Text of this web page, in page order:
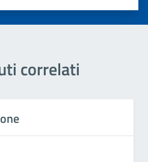
su 5
su 5
correlati